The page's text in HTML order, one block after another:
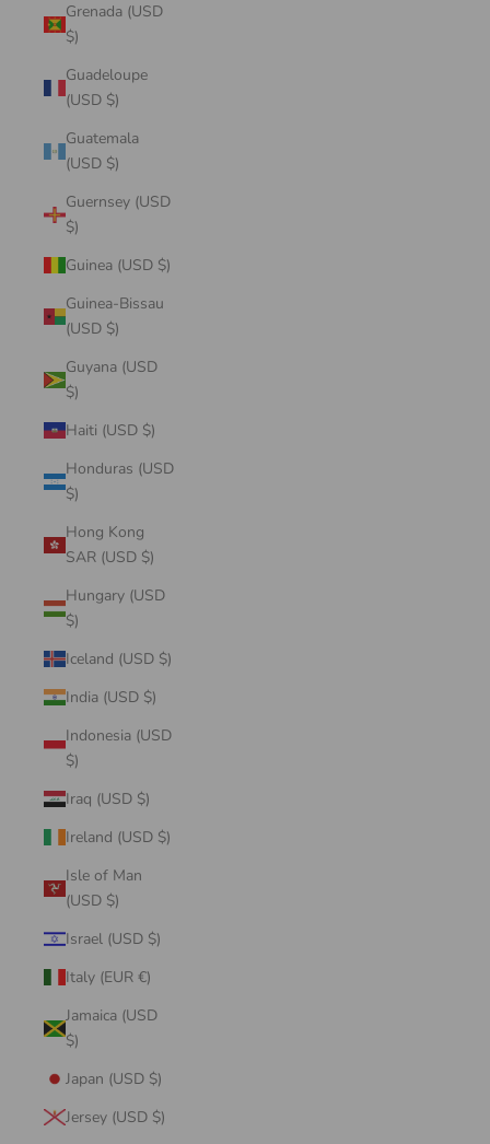
Grenada (USD
$)
Guadeloupe
(USD $)
Guatemala
(USD $)
Guernsey (USD
$)
Guinea (USD $)
Guinea-Bissau
(USD $)
Guyana (USD
$)
Haiti (USD $)
Honduras (USD
$)
Hong Kong
SAR (USD $)
Hungary (USD
$)
Iceland (USD $)
India (USD $)
Indonesia (USD
$)
Iraq (USD $)
Ireland (USD $)
Isle of Man
(USD $)
Israel (USD $)
Italy (EUR €)
Jamaica (USD
$)
Japan (USD $)
Jersey (USD $)